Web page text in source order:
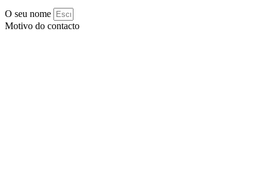
O seu nome
Motivo do contacto